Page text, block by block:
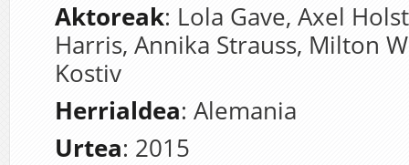
Aktoreak: Lola Gave, Axel
Harris, Annika Strauss, Milton
Kostiv
Herrialdea: Alemania
Urtea: 2015